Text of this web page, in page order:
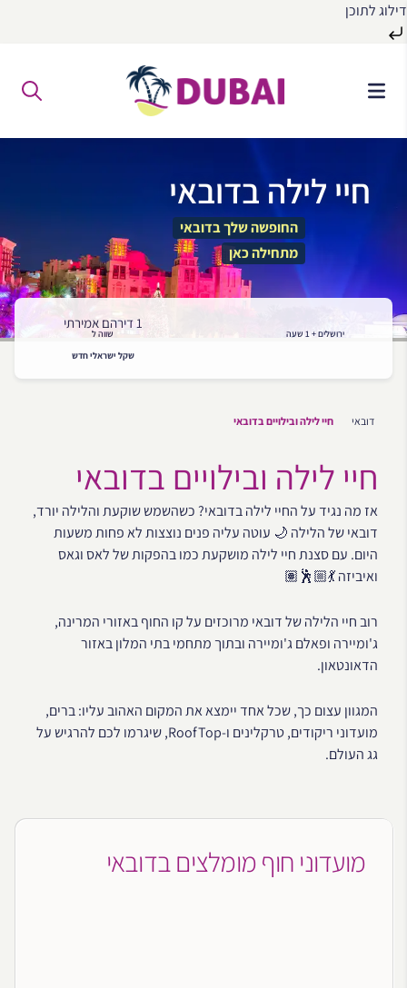
דילוג לתוכן
התוכן
חיי לילה בדובאי
החופשה שלך בדובאי
מתחילה כאן
ירושלים + 1 שעה
1 דירהם אמירתי
שווה ל
שקל ישראלי חדש
דובאי חיי לילה ובילויים בדובאי
חיי לילה ובילויים בדובאי
אז מה נגיד על החיי לילה בדובאי? כשהשמש שוקעת והלילה יורד,
דובאי של הלילה 🌙 עוטה עליה פנים נוצצות לא פחות משעות
היום. עם סצנת חיי לילה מושקעת כמו בהפקות של לאס וגאס
ואיביזה 💃🏼🕺🏽
רוב חיי הלילה של דובאי מרוכזים על קו החוף באזורי המרינה,
ג'ומיירה ופאלם ג'ומיירה ובתוך מתחמי בתי המלון באזור
הדאונטאון.
המגוון עצום כך, שכל אחד יימצא את המקום האהוב עליו: ברים,
מועדוני ריקודים, טרקלינים ו-RoofTop, שיגרמו לכם להרגיש על
גג העולם.
מועדוני חוף מומלצים בדובאי